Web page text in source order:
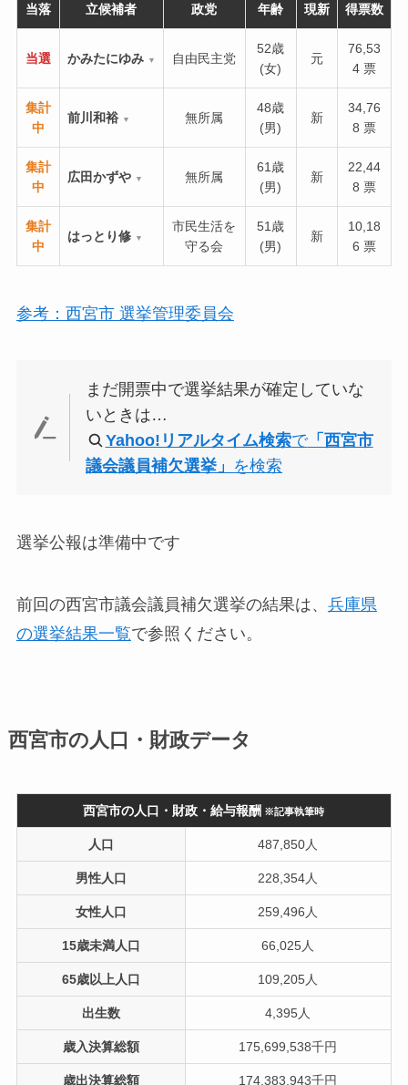
当落 立候補者 政党 年齢 現新 得票数
当選 かみたにゆみ ▼ 自由民主党
52歳
(女)
元
76,53
4 票
集計
中
前川和裕 ▼ 無所属
48歳
(男)
新
34,76
8 票
集計
中
広田かずや ▼ 無所属
61歳
(男)
新
22,44
8 票
集計
中
はっとり修 ▼
市民生活を
守る会
51歳
(男)
新
10,18
6 票
参考：西宮市 選挙管理委員会
まだ開票中で選挙結果が確定していな
いときは…
Yahoo!リアルタイム検索で「西宮市
議会議員補欠選挙」 を検索
選挙公報は準備中です
前回の西宮市議会議員補欠選挙の結果は、 兵庫県
の選挙結果一覧で参照ください。
西宮市の人口・財政データ
西宮市の人口・財政・給与報酬 ※記事執筆時
人口 487,850人
男性人口 228,354人
女性人口 259,496人
15歳未満人口 66,025人
65歳以上人口 109,205人
出生数 4,395人
歳入決算総額 175,699,538千円
歳出決算総額 174,383,943千円